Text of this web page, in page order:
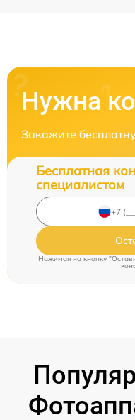
Нужна
Закажите
Бесплатная
специалистом
Нажимая на кнопку